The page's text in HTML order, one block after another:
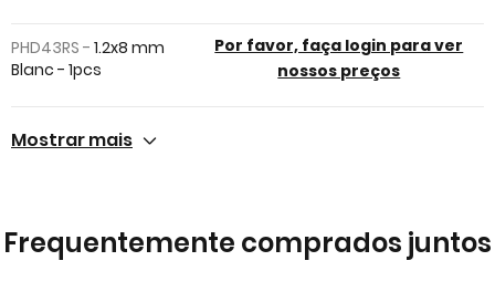
PHD43RS - 1.2x8 mm
Blanc - 1pcs
Por favor, faça login para ver
nossos preços
Mostrar mais
Frequentemente comprados juntos